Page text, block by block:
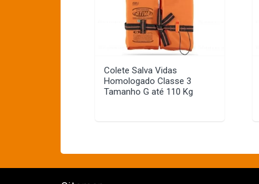
Colete Salva Vidas
Homologado Classe 3
Tamanho G até 110 Kg